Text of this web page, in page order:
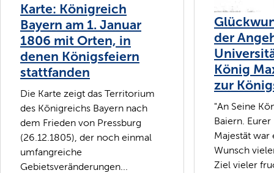
Karte: Königreich
Bayern am 1. Januar
1806 mit Orten, in
denen Königsfeiern
stattfanden
Die Karte zeigt das Territorium
des Königreichs Bayern nach
dem Frieden von Pressburg
(26.12.1805), der noch einmal
umfangreiche
Gebietsveränderungen...
der
König
zur
"An Seine
Baiern.
Majestät war
Wunsch
Ziel vieler